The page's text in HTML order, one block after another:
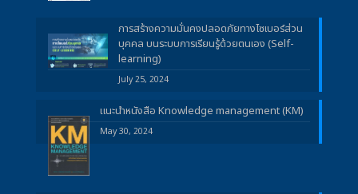
การสร้างความมั่นคงปลอดภัยทางไซเบอร์ส่วน
บุคคล บนระบบการเรียนรู้ด้วยตนเอง (Self-
learning)
July 25, 2024
แนะนำหนังสือ Knowledge management (KM)
May 30, 2024